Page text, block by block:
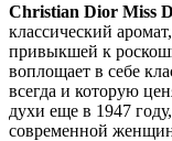
Christian Dior Miss
классический
привыкшей к
воплощает в себе
всегда и которую
духи еще в 1947
современной